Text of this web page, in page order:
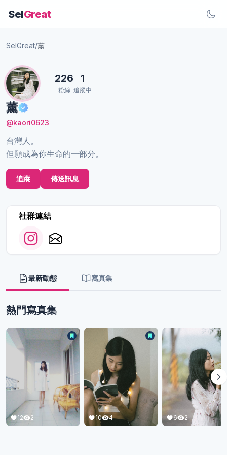
SelGreat
SelGreat/薰
薰
@kaori0623
台灣人。
但願成為你生命的一部分。
226
粉絲
1
追蹤中
追蹤 傳送訊息
社群連結
最新動態 寫真集
熱門寫真集
12 2 10 4 6 2